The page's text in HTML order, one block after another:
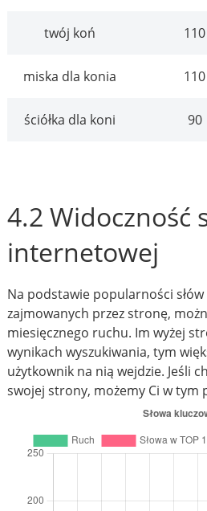
twój koń 110
miska dla konia 110
ściółka dla koni 90
4.2 Widoczność
internetowej
Na podstawie popularności
zajmowanych przez stronę,
miesięcznego ruchu. Im wyżej
wynikach wyszukiwania, tym
użytkownik na nią wejdzie. Jeśli
swojej strony, możemy Ci w tym